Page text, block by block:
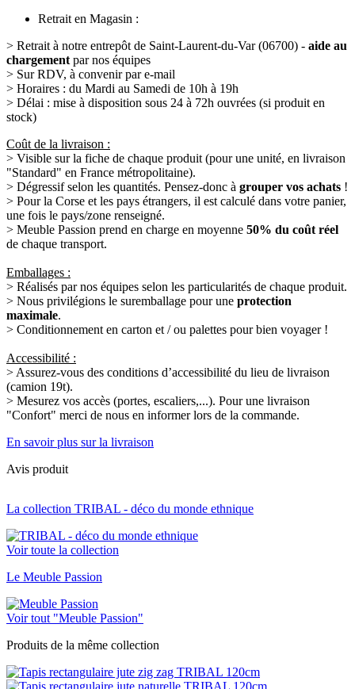
Retrait en Magasin :
> Retrait à notre entrepôt de Saint-Laurent-du-Var (06700) - aide au
chargement par nos équipes
> Sur RDV, à convenir par e-mail
> Horaires : du Mardi au Samedi de 10h à 19h
> Délai : mise à disposition sous 24 à 72h ouvrées (si produit en
stock)
Coût de la livraison :
> Visible sur la fiche de chaque produit (pour une unité, en livraison
"Standard" en France métropolitaine).
> Dégressif selon les quantités. Pensez-donc à grouper vos achats !
> Pour la Corse et les pays étrangers, il est calculé dans votre panier,
une fois le pays/zone renseigné.
> Meuble Passion prend en charge en moyenne 50% du coût réel
de chaque transport.
Emballages :
> Réalisés par nos équipes selon les particularités de chaque produit.
> Nous privilégions le suremballage pour une protection
maximale.
> Conditionnement en carton et / ou palettes pour bien voyager !
Accessibilité :
> Assurez-vous des conditions d’accessibilité du lieu de livraison
(camion 19t).
> Mesurez vos accès (portes, escaliers,...). Pour une livraison
"Confort" merci de nous en informer lors de la commande.
En savoir plus sur la livraison
Avis produit
La collection TRIBAL - déco du monde ethnique
Voir toute la collection
Le Meuble Passion
Voir tout "Meuble Passion"
Produits de la même collection